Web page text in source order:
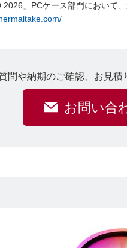
」PCケース部門において
問や納期のご確認、お見
お問い合